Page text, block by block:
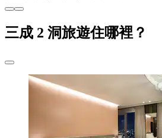
三成 2 洞旅遊住哪裡？